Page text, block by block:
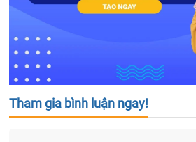
Tham gia bình luận ngay!